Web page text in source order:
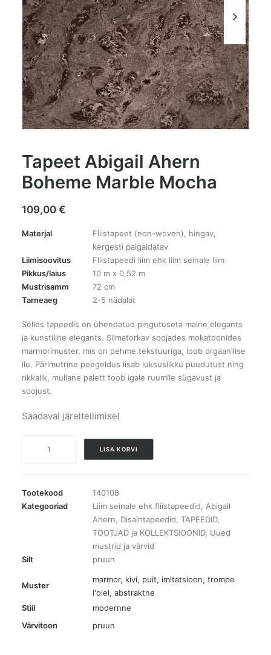
Tapeet Abigail Ahern
Boheme Marble Mocha
109,00 €
Materjal
Fliistapeet (non-woven), hingav,
kergesti paigaldatav
Liimisoovitus
Fliistapeedi liim ehk liim seinale liim
Pikkus/laius
10 m x 0,52 m
Mustrisamm
72 cm
Tarneaeg
2-5 nädalat
Selles tapeedis on ühendatud pingutuseta maine elegants
ja kunstiline elegants. Silmatorkav soojades mokatoonides
marmorimuster, mis on pehme tekstuuriga, loob orgaanilise
ilu. Pärlmutrine peegeldus lisab luksuslikku puudutust ning
rikkalik, mullane palett toob igale ruumile sügavust ja
soojust.
Saadaval järeltellimisel
Boheme
Marble
LISA KORVI
Tootekood
140108
Kategooriad
Liim seinale ehk fliistapeedid
Abigail
Ahern
Disaintapeedid TAPEEDID,
TOOTJAD ja KOLLEKTSIOONID, Uued
mustrid ja värvid
Silt
pruun
Muster
marmor, kivi, puit, imitatsioon, trompe
l'oiel, abstraktne
Stiil
modernne
Värvitoon
pruun